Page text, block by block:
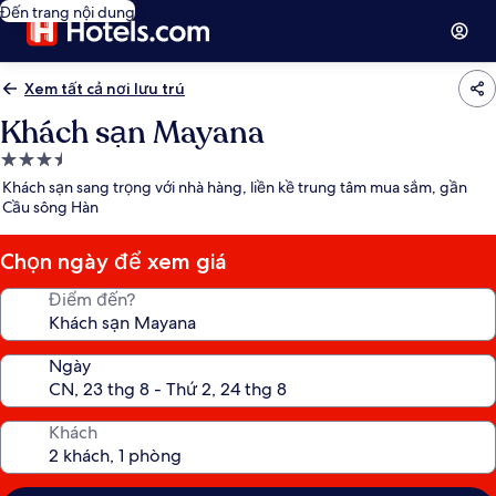
Đến trang nội dung
Xem tất cả nơi lưu trú
Khách sạn Mayana
Nơi
lưu
trú
3.5
sao
Khách sạn sang trọng với nhà hàng, liền kề trung tâm mua sắm, gần
Cầu sông Hàn
Chọn ngày để xem giá
Điểm đến?
Ngày
Khách